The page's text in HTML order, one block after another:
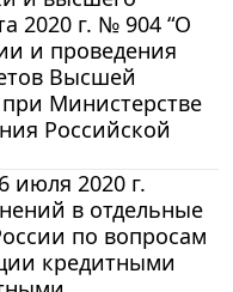
2020 г. № 904 “О
и проведения
Высшей
Министерстве
Российской
июля 2020 г.
в отдельные
по вопросам
кредитными